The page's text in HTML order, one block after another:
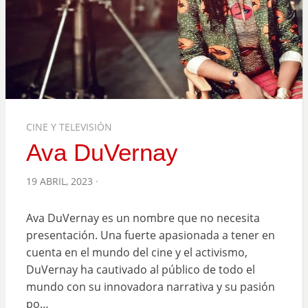
CINE Y TELEVISIÓN
Ava DuVernay
POSTED
19 ABRIL, 2023
Ava DuVernay es un nombre que no necesita
presentación. Una fuerte apasionada a tener en
cuenta en el mundo del cine y el activismo,
DuVernay ha cautivado al público de todo el
mundo con su innovadora narrativa y su pasión
po…